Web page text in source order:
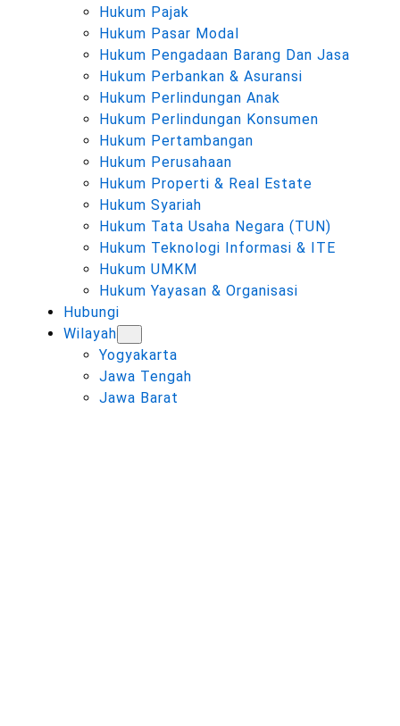
Hukum Pajak
Hukum Pasar Modal
Hukum Pengadaan Barang Dan Jasa
Hukum Perbankan & Asuransi
Hukum Perlindungan Anak
Hukum Perlindungan Konsumen
Hukum Pertambangan
Hukum Perusahaan
Hukum Properti & Real Estate
Hukum Syariah
Hukum Tata Usaha Negara (TUN)
Hukum Teknologi Informasi & ITE
Hukum UMKM
Hukum Yayasan & Organisasi
Hubungi
Wilayah
Yogyakarta
Jawa Tengah
Jawa Barat